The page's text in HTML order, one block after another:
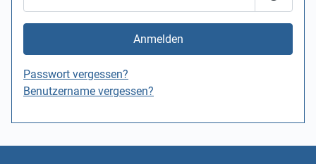
Anmelden
Passwort vergessen?
Benutzername vergessen?